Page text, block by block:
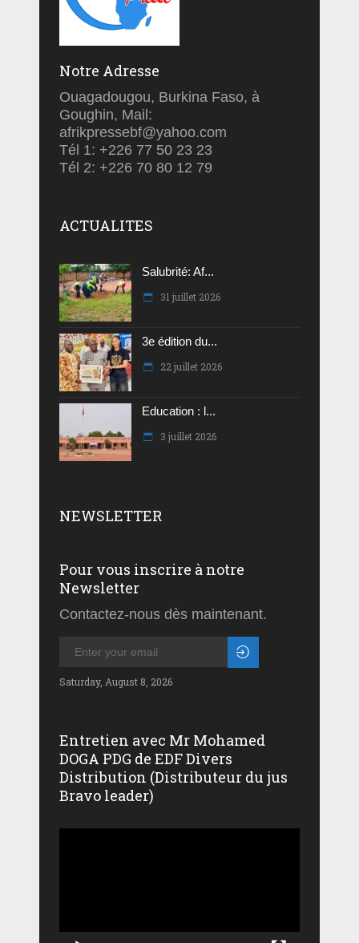
Notre Adresse
Ouagadougou, Burkina Faso, à
Goughin, Mail:
afrikpressebf@yahoo.com
Tél 1: +226 77 50 23 23
Tél 2: +226 70 80 12 79
ACTUALITES
Salubrité: Af...
31 juillet 2026
3e édition du...
22 juillet 2026
Education : l...
3 juillet 2026
NEWSLETTER
Pour vous inscrire à notre
Newsletter
Contactez-nous dès maintenant.
Saturday, August 8, 2026
Entretien avec Mr Mohamed
DOGA PDG de EDF Divers
Distribution (Distributeur du jus
Bravo leader)